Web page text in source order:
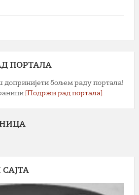
ПОРТАЛА
бољем раду портала!
[Подржи рад портала]